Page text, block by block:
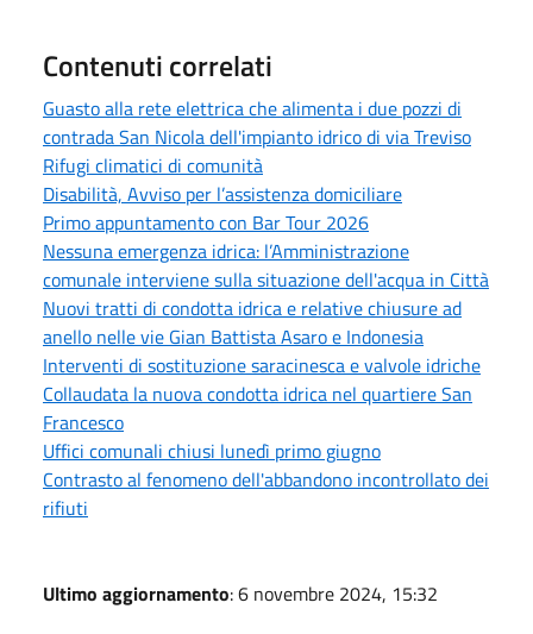
Contenuti correlati
Guasto alla rete elettrica che alimenta i due pozzi di
contrada San Nicola dell'impianto idrico di via Treviso
Rifugi climatici di comunità
Disabilità, Avviso per l’assistenza domiciliare
Primo appuntamento con Bar Tour 2026
Nessuna emergenza idrica: l’Amministrazione
comunale interviene sulla situazione dell'acqua in Città
Nuovi tratti di condotta idrica e relative chiusure ad
anello nelle vie Gian Battista Asaro e Indonesia
Interventi di sostituzione saracinesca e valvole idriche
Collaudata la nuova condotta idrica nel quartiere San
Francesco
Uffici comunali chiusi lunedì primo giugno
Contrasto al fenomeno dell'abbandono incontrollato dei
rifiuti
Ultimo aggiornamento: 6 novembre 2024, 15:32